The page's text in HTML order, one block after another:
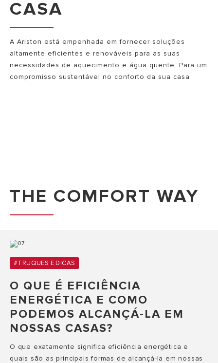
CASA
A Ariston está empenhada em fornecer soluções
altamente eficientes e renováveis para as suas
necessidades de aquecimento e água quente. Para um
compromisso sustentável no conforto da sua casa
THE COMFORT WAY
#TRUQUES E DICAS
O QUE É EFICIÊNCIA
ENERGÉTICA E COMO
PODEMOS ALCANÇÁ-LA EM
NOSSAS CASAS?
O que exatamente significa eficiência energética e
quais são as principais formas de alcançá-la em nossas